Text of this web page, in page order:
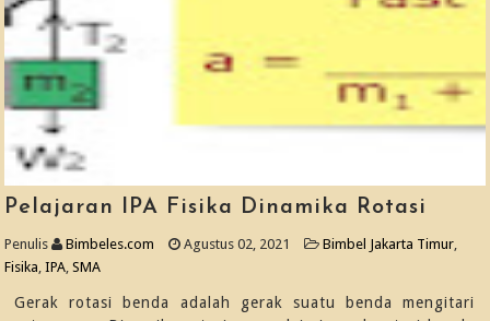
Pelajaran IPA Fisika Dinamika Rotasi
Penulis Bimbeles.com Agustus 02, 2021 Bimbel Jakarta Timur,
Fisika,IPA,SMA
Gerak rotasi benda adalah gerak suatu benda mengitari